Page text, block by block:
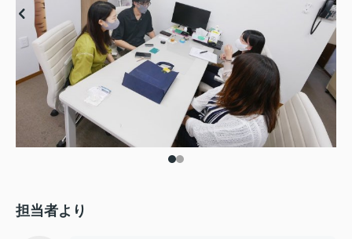
担当者より